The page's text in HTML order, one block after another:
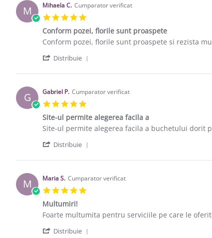
M Mihaela C. Cumparator verificat
5.0 star rating
Conform pozei, florile sunt proaspete
Review by Mihaela C. on 7 Feb 2019
review stating Conform pozei, florile sunt
Conform pozei, florile sunt proaspete si rezista
Distribuie
G Gabriel P. Cumparator verificat
5.0 star rating
Site-ul permite alegerea facila a
Review by Gabriel P. on 12 Mar 2018
review stating Site-ul permite alegerea facila a
Site-ul permite alegerea facila a buchetului dorit
Distribuie
M Maria S. Cumparator verificat
5.0 star rating
Multumiri!
Review by Maria S. on 9 Mar 2018
review stating Multumiri!
Foarte multumita pentru serviciile pe care le
Distribuie